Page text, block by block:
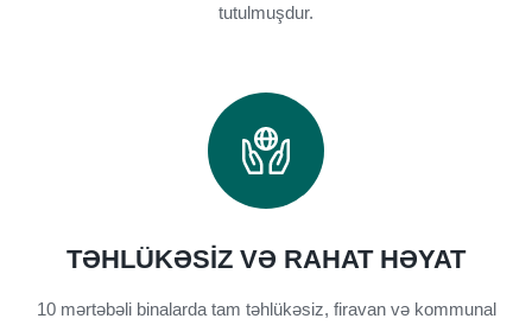
tutulmuşdur.
TƏHLÜKƏSIZ VƏ RAHAT HƏYAT
10 mərtəbəli binalarda tam təhlükəsiz, firavan və kommunal